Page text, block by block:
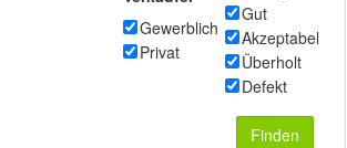
Gewerblich
Privat
Gut
Akzeptabel
Überholt
Defekt
Finden